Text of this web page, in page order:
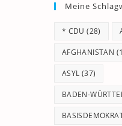
Meine
* CDU (28)
AFGHANISTAN
ASYL (37)
BADEN-